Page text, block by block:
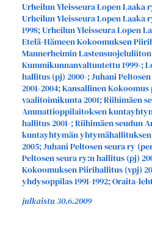
Urheilun Yleisseura Lopen Laaka
Urheilun Yleisseura Lopen Laaka
1998; Urheilun Yleisseura Lopen
Etelä-Hämeen Kokoomuksen
Mannerheimin
Kummikunnanvaltuutettu 1999-;
hallitus (pj) 2000-; Juhani
2001-2004; Kansallinen
vaalitoimikunta 2001; Riihimäen
Ammattioppilaitoksen
hallitus 2001-; Riihimäen seudun
kuntayhtymän yhtymähallituksen
2005; Juhani Peltosen seura ry
Peltosen seura ry:n hallitus (pj)
Kokoomuksen Piirihallitus (vpj)
yhdysoppilas 1991-1992; Oraita-
julkaistu 30.6.2009